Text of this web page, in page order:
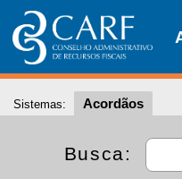
Sistemas: Acordãos
Busca: